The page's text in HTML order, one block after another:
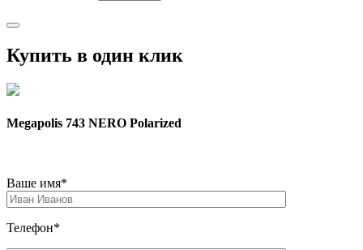
Купить в один клик
Megapolis 743 NERO Polarized
Ваше имя*
Телефон*